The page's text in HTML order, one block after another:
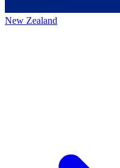
New Zealand